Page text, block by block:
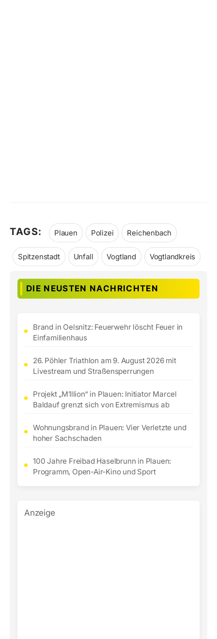
TAGS: Plauen Polizei Reichenbach
Spitzenstadt Unfall Vogtland Vogtlandkreis
DIE NEUSTEN NACHRICHTEN
Brand in Oelsnitz: Feuerwehr löscht Feuer in
Einfamilienhaus
26. Pöhler Triathlon am 9. August 2026 mit
Livestream und Straßensperrungen
Projekt „M1llion“ in Plauen: Initiator Marcel
Baldauf grenzt sich von Extremismus ab
Wohnungsbrand in Plauen: Vier Verletzte und
hoher Sachschaden
100 Jahre Freibad Haselbrunn in Plauen:
Programm, Open-Air-Kino und Sport
Anzeige